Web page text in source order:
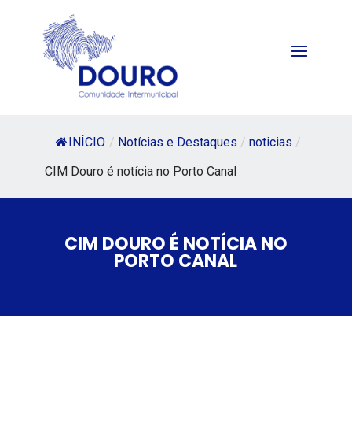
INÍCIO / Notícias e Destaques / noticias /
CIM Douro é notícia no Porto Canal
CIM DOURO É NOTÍCIA NO
PORTO CANAL